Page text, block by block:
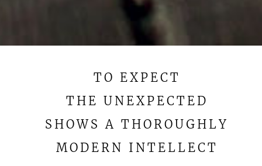
TO EXPECT
THE UNEXPECTED
SHOWS A THOROUGHLY
MODERN INTELLECT